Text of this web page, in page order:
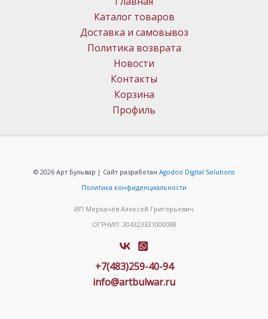
Каталог товаров
Доставка и самовывоз
Политика возврата
Новости
Контакты
Корзина
Профиль
© 2026 Арт Бульвар | Сайт разработан Agodoo Digital Solutions
Политика конфиденциальности
ИП Меркачёв Алексей Григорьевич
ОГРНИП: 304323331000088
+7(483)259-40-94
info@artbulwar.ru